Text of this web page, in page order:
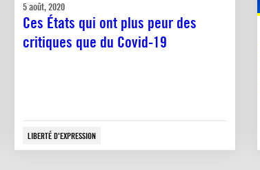
5 août, 2020
Ces États qui ont plus peur des
critiques que du Covid-19
LIBERTÉ D'EXPRESSION